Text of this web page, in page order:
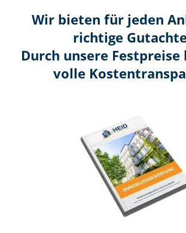
Wir bieten für jeden
richtige
Durch unsere Festpreise
volle